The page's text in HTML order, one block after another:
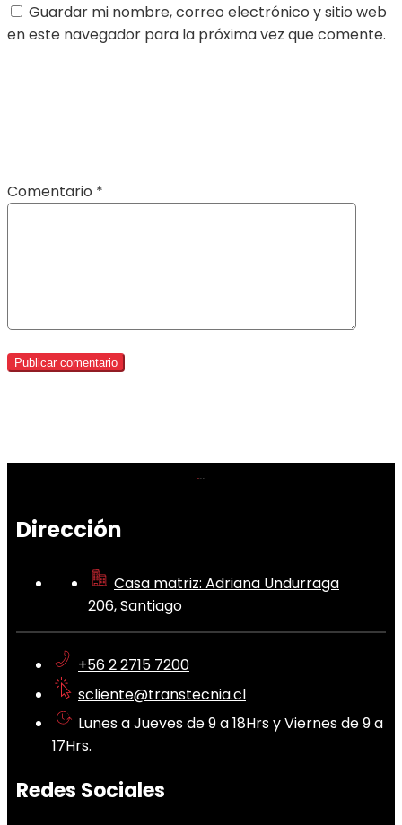
Guardar mi nombre, correo electrónico y sitio web
en este navegador para la próxima vez que comente.
Comentario *
Dirección
Casa matriz: Adriana Undurraga
206, Santiago
+56 2 2715 7200
scliente@transtecnia.cl
Lunes a Jueves de 9 a 18Hrs y Viernes de 9 a
17Hrs.
Redes Sociales